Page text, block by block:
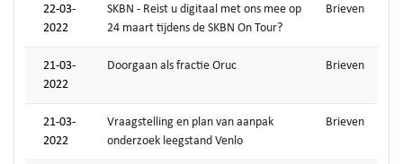
22-03-
2022
SKBN - Reist u digitaal met ons mee op
24 maart tijdens de SKBN On Tour?
Brieven
21-03-
2022
Doorgaan als fractie Oruc Brieven
21-03-
2022
Vraagstelling en plan van aanpak
onderzoek leegstand Venlo
Brieven